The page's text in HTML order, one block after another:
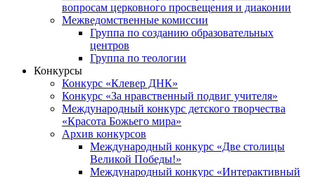
вопросам церковного просвещения и диаконии
Межведомственные комиссии
Группа по созданию образовательных
центров
Группа по теологии
Конкурсы
Конкурс «Клевер ДНК»
Конкурс «За нравственный подвиг учителя»
Международный конкурс детского творчества
«Красота Божьего мира»
Архив конкурсов
Международный конкурс «Две столицы
Великой Победы!»
Международный конкурс «Интерактивный